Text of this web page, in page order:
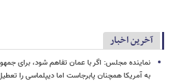
آخرین اخبار
نماینده مجلس: اگر با عمان تفاهم شود، برای
به آمریکا همچنان پابرجاست اما دیپلماسی را